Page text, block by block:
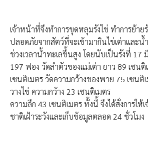
เจ้าหน้าที่จึงทำการขุดหลุมรังไข่ ทำการย้าย
ปลอดภัยจากสัตว์ที่จะเข้ามากินไข่เต่าและน้
ช่วงเวลาน้ำทะเลขึ้นสูง โดยนับเป็นรังที่
197 ฟอง วัดลำตัวของแม่เต่า ยาว 89 เซนติ
เซนติเมตร วัดความกว้างของพาย 75 เซน
วางไข่ ความกว้าง 23 เซนติเมตร
ความลึก 43 เซนติเมตร ทั้งนี้ จึงได้สั่งการใ
ชาติเฝ้าระวังและเก็บข้อมูลตลอด 24 ชั่วโมง